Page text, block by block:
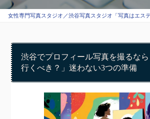
女性専門写真スタジオ／渋谷写真スタジオ「写真はエス
渋谷でプロフィール写真を撮るな
行くべき？」迷わない3つの準備